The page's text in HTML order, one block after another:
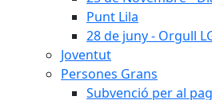
Punt Lila
28 de juny - Orgull
Joventut
Persones Grans
Subvenció per al